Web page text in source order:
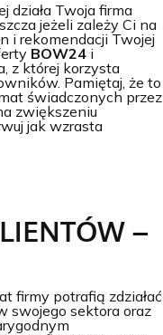
działa Twoja firma
jeżeli zależy Ci na
i rekomendacji Twojej
BOW24 i
z której korzysta
Pamiętaj, że to
świadczonych przez
zwiększeniu
jak wzrasta
–
firmy potrafią zdziałać
swojego sektora oraz